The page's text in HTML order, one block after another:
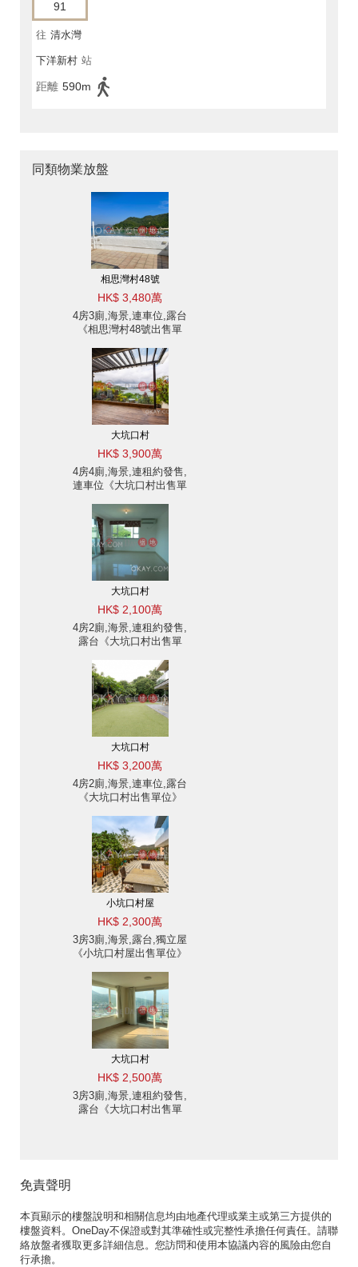
91
往 清水灣
下洋新村 站
距離 590m
同類物業放盤
相思灣村48號
HK$ 3,480萬
4房3廁,海景,連車位,露台
《相思灣村48號出售單
大坑口村
HK$ 3,900萬
4房4廁,海景,連租約發售,
連車位《大坑口村出售單
大坑口村
HK$ 2,100萬
4房2廁,海景,連租約發售,
露台《大坑口村出售單
大坑口村
HK$ 3,200萬
4房2廁,海景,連車位,露台
《大坑口村出售單位》
小坑口村屋
HK$ 2,300萬
3房3廁,海景,露台,獨立屋
《小坑口村屋出售單位》
大坑口村
HK$ 2,500萬
3房3廁,海景,連租約發售,
露台《大坑口村出售單
免責聲明
本頁顯示的樓盤說明和相關信息均由地產代理或業主或第三方提供的
樓盤資料。OneDay不保證或對其準確性或完整性承擔任何責任。請聯
絡放盤者獲取更多詳細信息。您訪問和使用本協議內容的風險由您自
行承擔。